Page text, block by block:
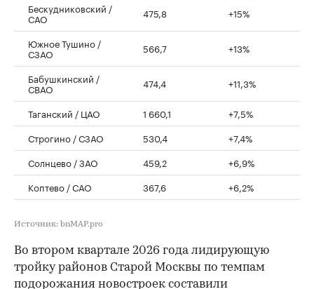
Бескудниковский /
САО 475,8 +15%
Южное Тушино /
СЗАО 566,7 +13%
Бабушкинский /
СВАО 474,4 +11,3%
Таганский / ЦАО 1 660,1
+7,5%
Строгино / СЗАО
530,4
+7,4%
Солнцево / ЗАО
459,2
+6,9%
Коптево / САО
367,6 +6,2%
Источник: bnMAP.pro
Во втором квартале 2026 года лидирующую
тройку районов Старой Москвы по темпам
подорожания новостроек составили